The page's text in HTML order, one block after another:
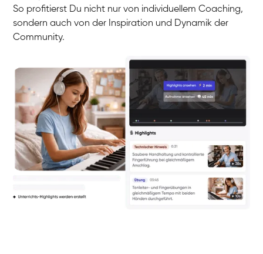
Yuna
Klavier / Piano / Flügel
Camilla
Klavier / Piano / Flügel
Negin
Klavier / Piano / Flügel
Katarzyna
Klavier / Piano / Flügel
So profitierst Du nicht nur von individuellem Coaching,
sondern auch von der Inspiration und Dynamik der
Community.